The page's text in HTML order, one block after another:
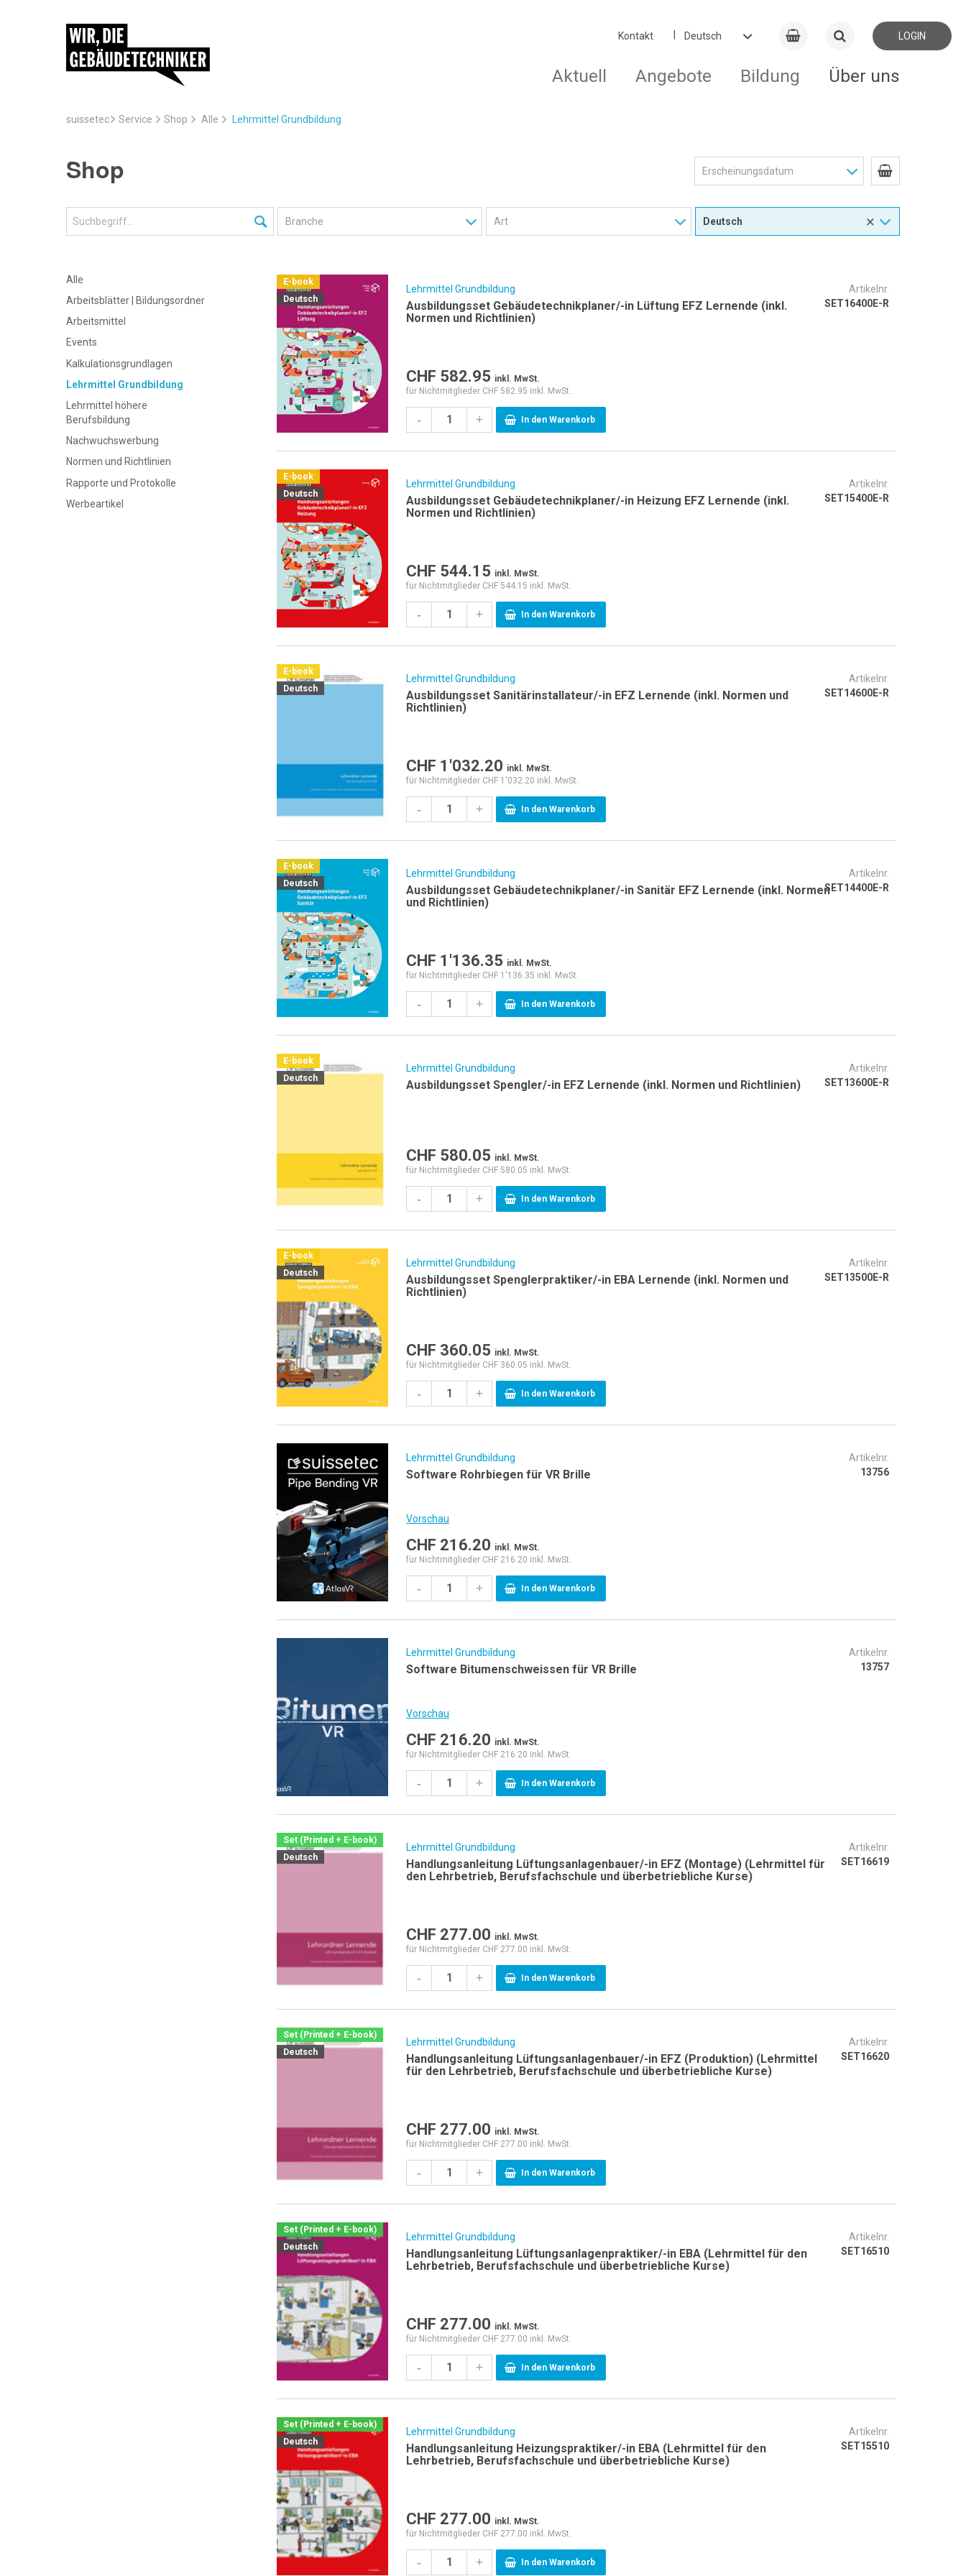
Kontakt LOGIN
Aktuell Angebote Bildung Über uns
suissetec Service Shop Alle Lehrmittel Grundbildung
Shop
×
Alle
Arbeitsblätter | Bildungsordner
Arbeitsmittel
Events
Kalkulationsgrundlagen
Lehrmittel Grundbildung
Lehrmittel höhere
Berufsbildung
Nachwuchswerbung
Normen und Richtlinien
Rapporte und Protokolle
Werbeartikel
Artikelnr.
SET16400E-R
E-book
Deutsch
Lehrmittel Grundbildung
Ausbildungsset Gebäudetechnikplaner/-in Lüftung EFZ Lernende (inkl.
Normen und Richtlinien)
CHF 582.95 inkl. MwSt.
für Nichtmitglieder CHF 582.95 inkl. MwSt.
- + In den Warenkorb
Artikelnr.
SET15400E-R
E-book
Deutsch
Lehrmittel Grundbildung
Ausbildungsset Gebäudetechnikplaner/-in Heizung EFZ Lernende (inkl.
Normen und Richtlinien)
CHF 544.15 inkl. MwSt.
für Nichtmitglieder CHF 544.15 inkl. MwSt.
- + In den Warenkorb
Artikelnr.
SET14600E-R
E-book
Deutsch
Lehrmittel Grundbildung
Ausbildungsset Sanitärinstallateur/-in EFZ Lernende (inkl. Normen und
Richtlinien)
CHF 1'032.20 inkl. MwSt.
für Nichtmitglieder CHF 1'032.20 inkl. MwSt.
- + In den Warenkorb
Artikelnr.
SET14400E-R
E-book
Deutsch
Lehrmittel Grundbildung
Ausbildungsset Gebäudetechnikplaner/-in Sanitär EFZ Lernende (inkl. Normen
und Richtlinien)
CHF 1'136.35 inkl. MwSt.
für Nichtmitglieder CHF 1'136.35 inkl. MwSt.
- + In den Warenkorb
Artikelnr.
SET13600E-R
E-book
Deutsch
Lehrmittel Grundbildung
Ausbildungsset Spengler/-in EFZ Lernende (inkl. Normen und Richtlinien)
CHF 580.05 inkl. MwSt.
für Nichtmitglieder CHF 580.05 inkl. MwSt.
- + In den Warenkorb
Artikelnr.
SET13500E-R
E-book
Deutsch
Lehrmittel Grundbildung
Ausbildungsset Spenglerpraktiker/-in EBA Lernende (inkl. Normen und
Richtlinien)
CHF 360.05 inkl. MwSt.
für Nichtmitglieder CHF 360.05 inkl. MwSt.
- + In den Warenkorb
Artikelnr.
13756
Lehrmittel Grundbildung
Software Rohrbiegen für VR Brille
Vorschau
CHF 216.20 inkl. MwSt.
für Nichtmitglieder CHF 216.20 inkl. MwSt.
- + In den Warenkorb
Artikelnr.
13757
Lehrmittel Grundbildung
Software Bitumenschweissen für VR Brille
Vorschau
CHF 216.20 inkl. MwSt.
für Nichtmitglieder CHF 216.20 inkl. MwSt.
- + In den Warenkorb
Artikelnr.
SET16619
Set (Printed + E-book)
Deutsch
Lehrmittel Grundbildung
Handlungsanleitung Lüftungsanlagenbauer/-in EFZ (Montage) (Lehrmittel für
den Lehrbetrieb, Berufsfachschule und überbetriebliche Kurse)
CHF 277.00 inkl. MwSt.
für Nichtmitglieder CHF 277.00 inkl. MwSt.
- + In den Warenkorb
Artikelnr.
SET16620
Set (Printed + E-book)
Deutsch
Lehrmittel Grundbildung
Handlungsanleitung Lüftungsanlagenbauer/-in EFZ (Produktion) (Lehrmittel
für den Lehrbetrieb, Berufsfachschule und überbetriebliche Kurse)
CHF 277.00 inkl. MwSt.
für Nichtmitglieder CHF 277.00 inkl. MwSt.
- + In den Warenkorb
Artikelnr.
SET16510
Set (Printed + E-book)
Deutsch
Lehrmittel Grundbildung
Handlungsanleitung Lüftungsanlagenpraktiker/-in EBA (Lehrmittel für den
Lehrbetrieb, Berufsfachschule und überbetriebliche Kurse)
CHF 277.00 inkl. MwSt.
für Nichtmitglieder CHF 277.00 inkl. MwSt.
- + In den Warenkorb
Artikelnr.
SET15510
Set (Printed + E-book)
Deutsch
Lehrmittel Grundbildung
Handlungsanleitung Heizungspraktiker/-in EBA (Lehrmittel für den
Lehrbetrieb, Berufsfachschule und überbetriebliche Kurse)
CHF 277.00 inkl. MwSt.
für Nichtmitglieder CHF 277.00 inkl. MwSt.
- + In den Warenkorb